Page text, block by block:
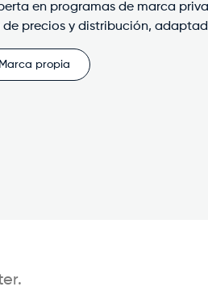
en programas de marca
precios y distribución,
Marca propia